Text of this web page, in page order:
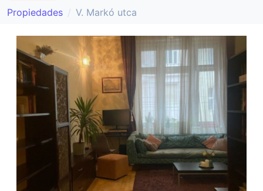
Propiedades
V. Markó utca